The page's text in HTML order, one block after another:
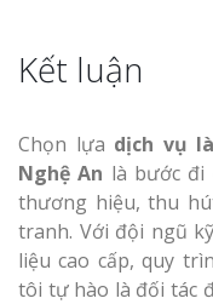
Kết luận
Chọn lựa dịch vụ
Nghệ An là bước đi
thương hiệu, thu
tranh. Với đội ngũ
liệu cao cấp, quy
tôi tự hào là đối tác